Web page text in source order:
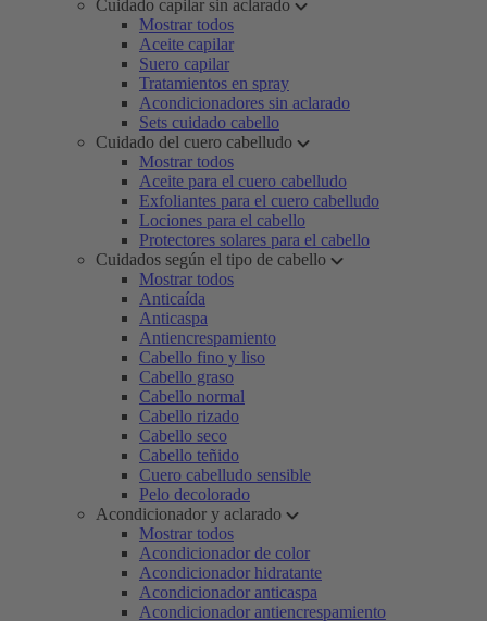
Cuidado capilar sin aclarado
Mostrar todos
Aceite capilar
Suero capilar
Tratamientos en spray
Acondicionadores sin aclarado
Sets cuidado cabello
Cuidado del cuero cabelludo
Mostrar todos
Aceite para el cuero cabelludo
Exfoliantes para el cuero cabelludo
Lociones para el cabello
Protectores solares para el cabello
Cuidados según el tipo de cabello
Mostrar todos
Anticaída
Anticaspa
Antiencrespamiento
Cabello fino y liso
Cabello graso
Cabello normal
Cabello rizado
Cabello seco
Cabello teñido
Cuero cabelludo sensible
Pelo decolorado
Acondicionador y aclarado
Mostrar todos
Acondicionador de color
Acondicionador hidratante
Acondicionador anticaspa
Acondicionador antiencrespamiento